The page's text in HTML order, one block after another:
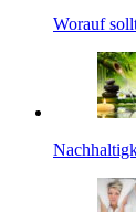
Worauf